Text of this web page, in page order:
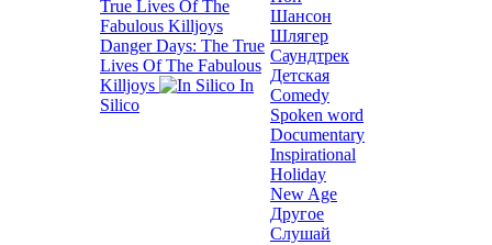
Danger Days: The True
Lives Of The Fabulous
Killjoys
In
Silico
Шансон
Шлягер
Саундтрек
Детская
Comedy
Spoken word
Documentary
Inspirational
Holiday
New Age
Другое
Слушай